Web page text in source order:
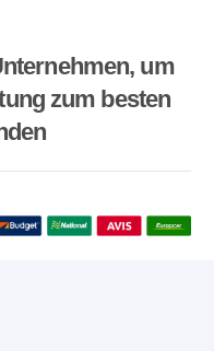
um
zum besten